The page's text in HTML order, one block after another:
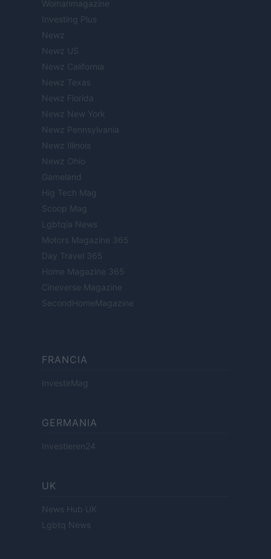
Womanmagazine
Investing Plus
Newz
Newz US
Newz California
Newz Texas
Newz Florida
Newz New York
Newz Pennsylvania
Newz Illinois
Newz Ohio
Gameland
Hig Tech Mag
Scoop Mag
Lgbtqia News
Motors Magazine 365
Day Travel 365
Home Magazine 365
Cineverse Magazine
SecondHomeMagazine
FRANCIA
InvestirMag
GERMANIA
Investieren24
UK
News Hub UK
Lgbtq News